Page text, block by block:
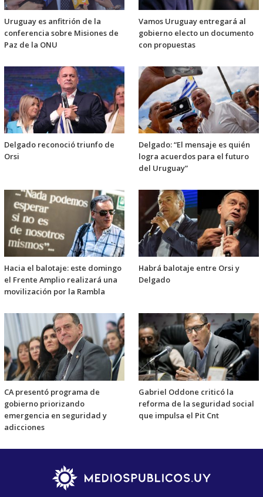
Uruguay es anfitrión de la
conferencia sobre Misiones de
Paz de la ONU
Vamos Uruguay entregará al
gobierno electo un documento
con propuestas
Delgado reconoció triunfo de
Orsi
Delgado: “El mensaje es quién
logra acuerdos para el futuro
del Uruguay”
Hacia el balotaje: este domingo
el Frente Amplio realizará una
movilización por la Rambla
Habrá balotaje entre Orsi y
Delgado
CA presentó programa de
gobierno priorizando
emergencia en seguridad y
adicciones
Gabriel Oddone criticó la
reforma de la seguridad social
que impulsa el Pit Cnt